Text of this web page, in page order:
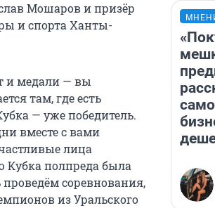
Мошаров и призёр
и спорта Ханты-
и медали — вы
там, где есть
— уже победитель.
вместе с вами
лица
Кубка полпреда была
соревнования,
из Уральского